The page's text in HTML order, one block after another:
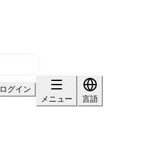
ログイン
メニュー
言語